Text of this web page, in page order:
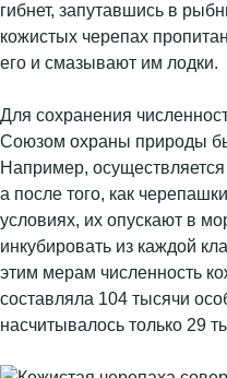
гибнет, запутавшись в
кожистых черепах
его и смазывают им лодки.
Для сохранения
Союзом охраны природы
Например,
а после того, как
условиях, их опускают в
инкубировать из каждой
этим мерам численность
составляла 104 тысячи
насчитывалось только 29